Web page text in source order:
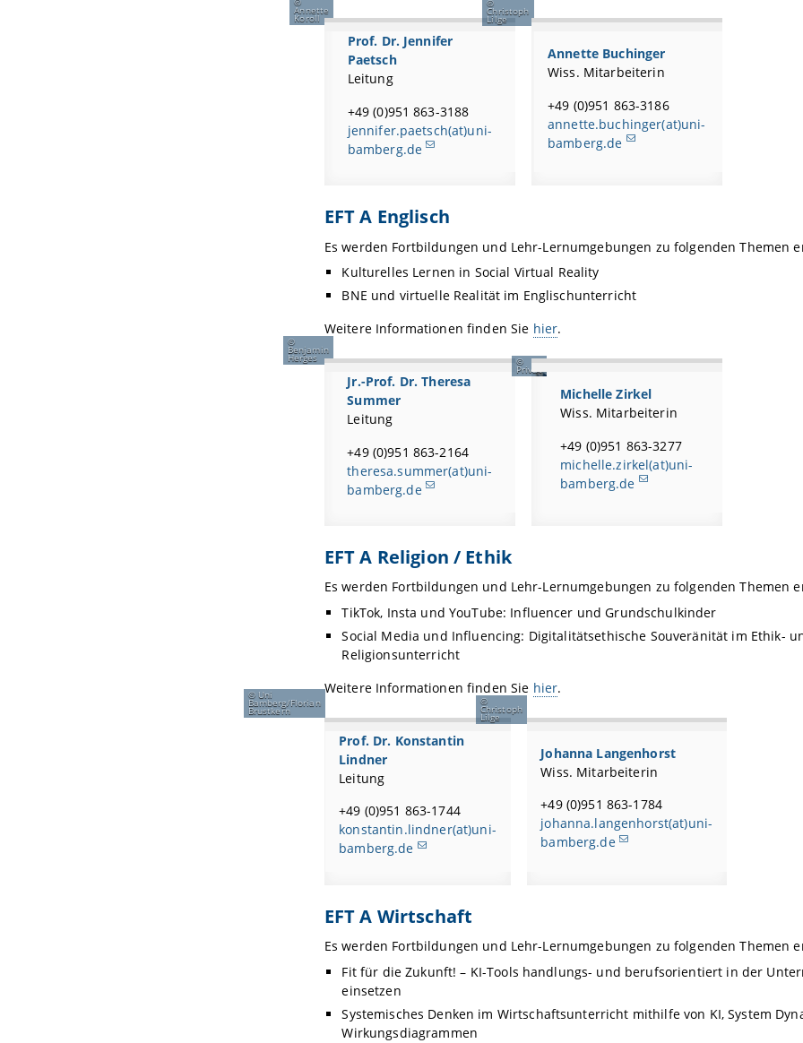
Annette
Koroll
Prof. Dr. Jennifer
Paetsch
Leitung
+49 (0)951 863-3188
jennifer.paetsch(at)uni-
bamberg.de
Christoph
Lilge
Annette Buchinger
Wiss. Mitarbeiterin
+49 (0)951 863-3186
annette.buchinger(at)uni-
bamberg.de
EFT A Englisch
Es werden Fortbildungen und Lehr-Lernumgebungen zu folgenden Themen
Kulturelles Lernen in Social Virtual Reality
BNE und virtuelle Realität im Englischunterricht
Weitere Informationen finden Sie hier.
Benjamin
Herges
Jr.-Prof. Dr. Theresa
Summer
Leitung
+49 (0)951 863-2164
theresa.summer(at)uni-
bamberg.de
Privat
Michelle Zirkel
Wiss. Mitarbeiterin
+49 (0)951 863-3277
michelle.zirkel(at)uni-
bamberg.de
EFT A Religion / Ethik
Es werden Fortbildungen und Lehr-Lernumgebungen zu folgenden Themen
TikTok, Insta und YouTube: Influencer und Grundschulkinder
Social Media und Influencing: Digitalitätsethische Souveränität im Ethik-
Religionsunterricht
Weitere Informationen finden Sie hier.
Uni
Bamberg/Florian
Brustkern
Prof. Dr. Konstantin
Lindner
Leitung
+49 (0)951 863-1744
konstantin.lindner(at)uni-
bamberg.de
Christoph
Lilge
Johanna Langenhorst
Wiss. Mitarbeiterin
+49 (0)951 863-1784
johanna.langenhorst(at)uni-
bamberg.de
EFT A Wirtschaft
Es werden Fortbildungen und Lehr-Lernumgebungen zu folgenden Themen
Fit für die Zukunft! – KI-Tools handlungs- und berufsorientiert in der
einsetzen
Systemisches Denken im Wirtschaftsunterricht mithilfe von KI, System
Wirkungsdiagrammen